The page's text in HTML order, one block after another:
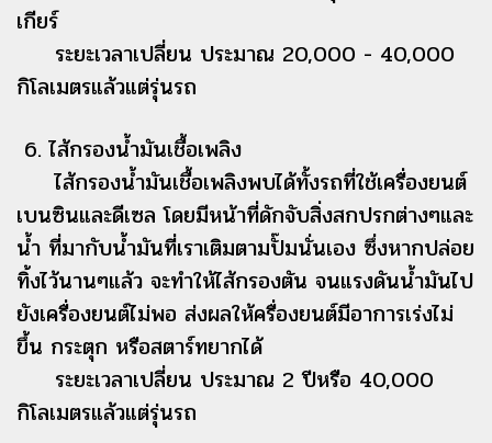
เกียร์
ระยะเวลาเปลี่ยน ประมาณ 20,000 - 40,000
กิโลเมตรแล้วแต่รุ่นรถ
6. ไส้กรองน้ำมันเชื้อเพลิง
ไส้กรองน้ำมันเชื้อเพลิงพบได้ทั้งรถที่ใช้เครื่องยนต์
เบนซินและดีเซล โดยมีหน้าที่ดักจับสิ่งสกปรกต่างๆและ
น้ำ ที่มากับน้ำมันที่เราเติมตามปั๊มนั่นเอง ซึ่งหากปล่อย
ทิ้งไว้นานๆแล้ว จะทำให้ไส้กรองตัน จนแรงดันน้ำมันไป
ยังเครื่องยนต์ไม่พอ ส่งผลให้ครื่องยนต์มีอาการเร่งไม่
ขึ้น กระตุก หรือสตาร์ทยากได้
ระยะเวลาเปลี่ยน ประมาณ 2 ปีหรือ 40,000
กิโลเมตรแล้วแต่รุ่นรถ